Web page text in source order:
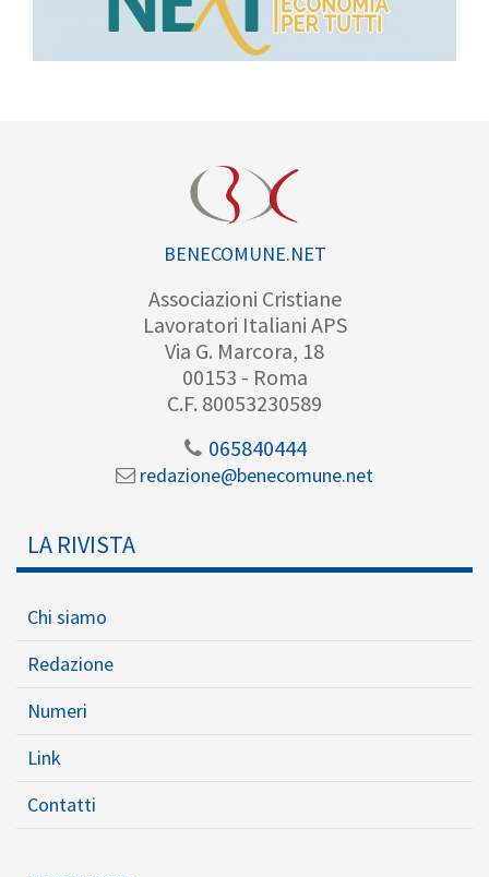
BENECOMUNE.NET
Associazioni Cristiane
Lavoratori Italiani APS
Via G. Marcora, 18
00153 - Roma
C.F. 80053230589
065840444
redazione@benecomune.net
LA RIVISTA
Chi siamo
Redazione
Numeri
Link
Contatti